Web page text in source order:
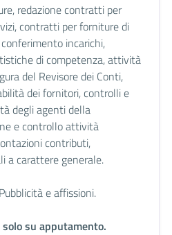
redazione contratti per
contratti per forniture di
incarichi,
di competenza, attività
del Revisore dei Conti,
dei fornitori, controlli e
degli agenti della
e controllo attività
contributi,
a carattere generale.
e affissioni.
su apputamento.